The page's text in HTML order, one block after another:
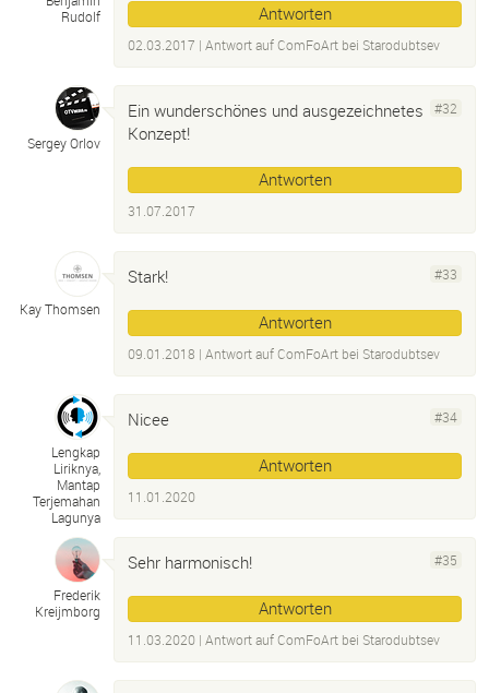
Rudolf
Antworten
02.03.2017 | Antwort aufComFoArt bei Starodubtsev
Sergey Orlov
#32
Ein wunderschönes und ausgezeichnetes
Konzept!
Antworten
31.07.2017
Kay Thomsen
#33
Stark!
Antworten
09.01.2018 | Antwort aufComFoArt bei Starodubtsev
Lengkap
Liriknya,
Mantap
Terjemahan
Lagunya
#34
Nicee
Antworten
11.01.2020
Frederik
Kreijmborg
#35
Sehr harmonisch!
Antworten
11.03.2020 | Antwort aufComFoArt bei Starodubtsev